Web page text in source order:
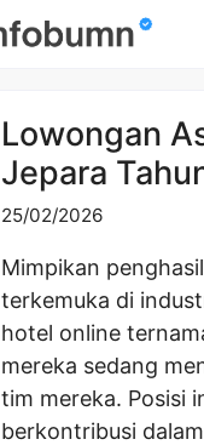
Lowongan
Jepara
25/02/2026
Mimpikan
terkemuka di
hotel online
mereka sedang
tim mereka. Posisi
berkontribusi